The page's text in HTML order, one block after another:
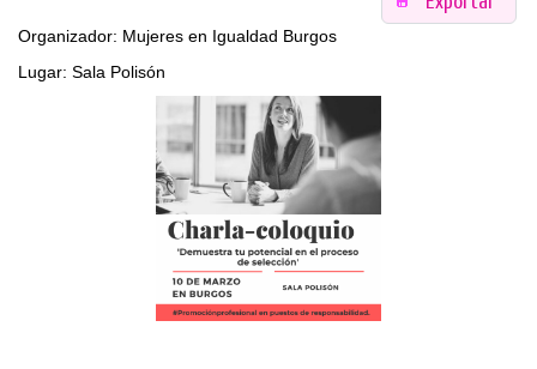
Organizador: Mujeres en Igualdad Burgos
Lugar: Sala Polisón